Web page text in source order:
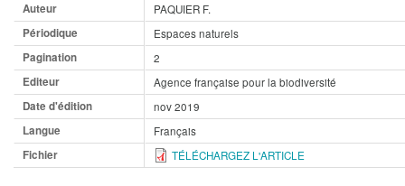
Auteur
PAQUIER F.
Périodique
Espaces naturels
Pagination
2
Editeur
Agence française pour la biodiversité
Date d'édition
nov 2019
Langue
Français
Fichier
TÉLÉCHARGEZ L'ARTICLE